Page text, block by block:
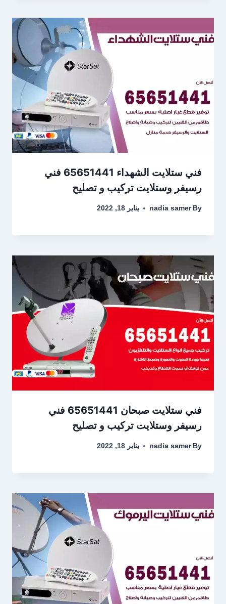
فني ستلايت الشهداء 65651441 فني
رسيفر وستلايت تركيب و تصليح
By
nadia samer يناير 18, 2022
فني ستلايت صبحان 65651441 فني
رسيفر وستلايت تركيب و تصليح
By
nadia samer يناير 18, 2022